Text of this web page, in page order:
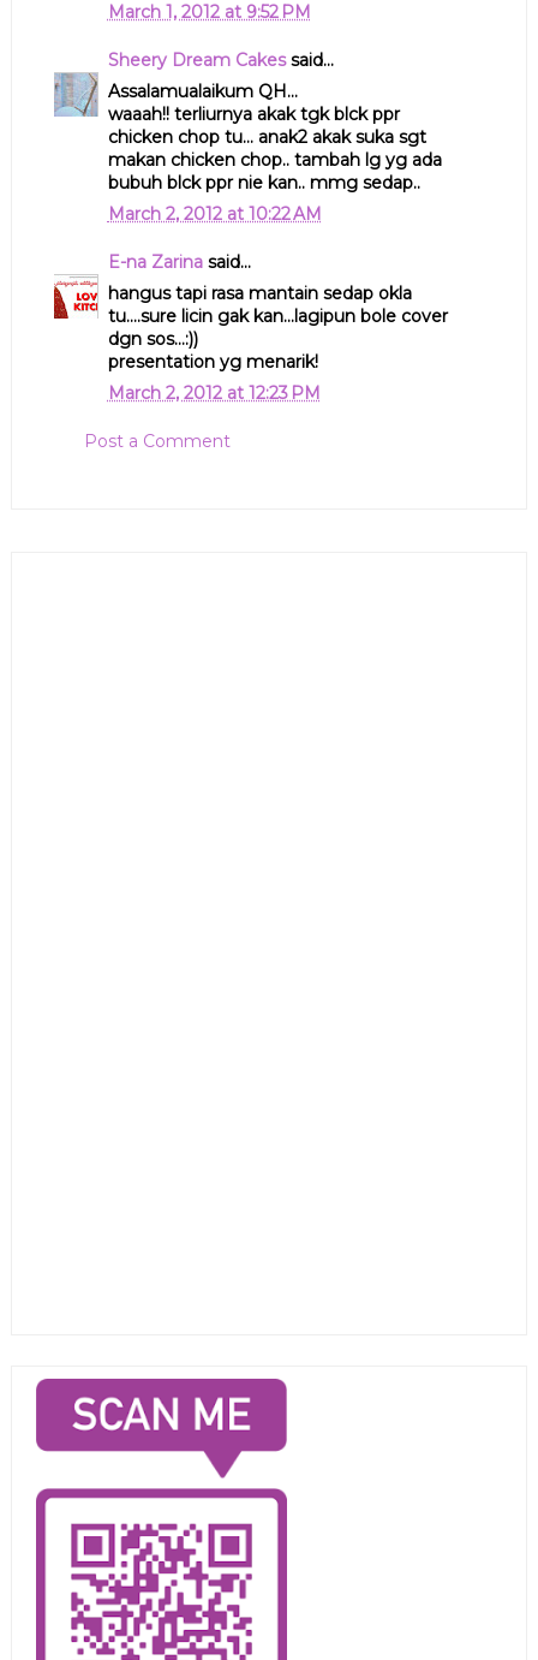
March 1, 2012 at 9:52 PM
Sheery Dream Cakessaid...
Assalamualaikum QH...
waaah!! terliurnya akak tgk blck ppr
chicken chop tu... anak2 akak suka sgt
makan chicken chop.. tambah lg yg ada
bubuh blck ppr nie kan.. mmg sedap..
March 2, 2012 at 10:22 AM
E-na Zarinasaid...
hangus tapi rasa mantain sedap okla
tu....sure licin gak kan...lagipun bole cover
dgn sos...:))
presentation yg menarik!
March 2, 2012 at 12:23 PM
Post a Comment